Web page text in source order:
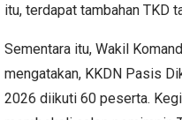
itu, terdapat tambahan TKD
Sementara itu, Wakil
mengatakan, KKDN Pasis
2026 diikuti 60 peserta.